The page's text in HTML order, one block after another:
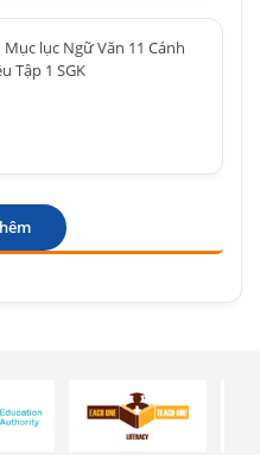
Mục lục Ngữ Văn 11 Cánh
Tập 1 SGK